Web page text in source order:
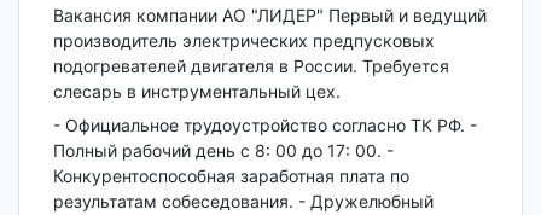
Вакансия компании АО "ЛИДЕР" Первый и ведущий
производитель электрических предпусковых
подогревателей двигателя в России. Требуется
слесарь в инструментальный цех.
- Официальное трудоустройство согласно ТК РФ. -
Полный рабочий день с 8: 00 до 17: 00. -
Конкурентоспособная заработная плата по
результатам собеседования. - Дружелюбный